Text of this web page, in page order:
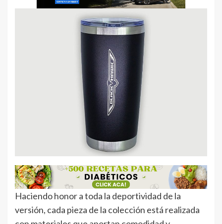
Haciendo honor a toda la deportividad de la
versión, cada pieza de la colección está realizada